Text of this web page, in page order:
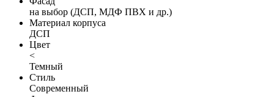
на выбор (ДСП, МДФ ПВХ и др.)
Материал корпуса
ДСП
Цвет
<
Темный
Стиль
Современный